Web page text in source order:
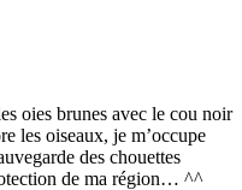
oies brunes avec le cou noir
les oiseaux, je m’occupe
des chouettes
de ma région… ^^